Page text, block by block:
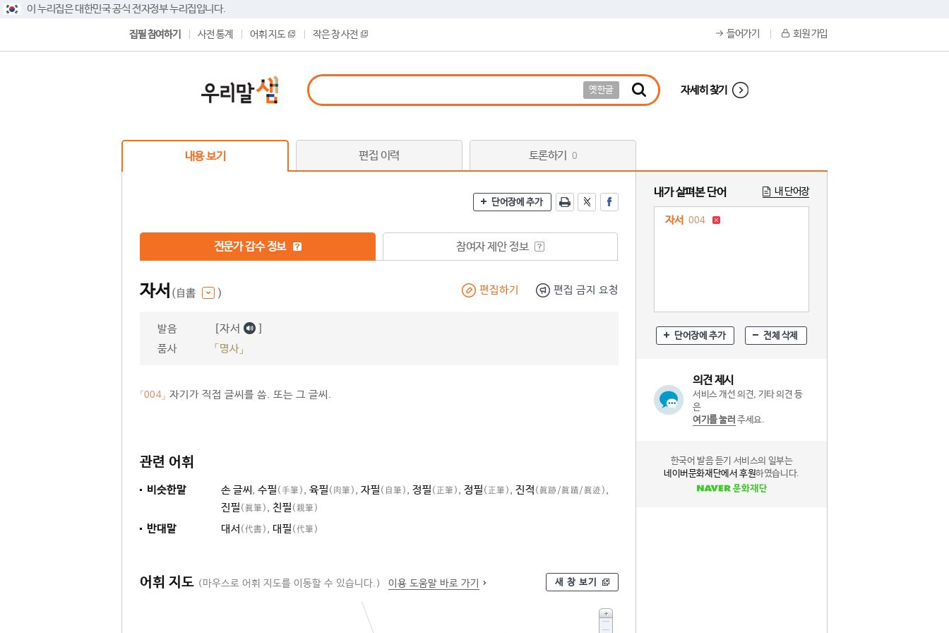
이 누리집은 대한민국 공식 전자정부 누리집입니다.
집필 참여하기 사전 통계 어휘 지도 작은 창 사전 들어가기 회원 가입
옛한글 자세히 찾기
내용 보기 편집 이력 토론하기 0
단어장에 추가
전문가 감수 정보 참여자 제안 정보
자서 (自書 ) 편집하기 편집 금지 요청
발음 [자서 ]
품사 「명사」
「004」 자기가 직접 글씨를 씀. 또는 그 글씨.
관련 어휘
비슷한말 손 글씨 , 수필 (手筆) , 육필 (肉筆) , 자필 (自筆) , 정필 (正筆) , 정필 (正筆) , 진적 (眞跡/眞蹟/眞迹) ,
진필 (眞筆) , 친필 (親筆)
반대말 대서 (代書) , 대필 (代筆)
어휘 지도 (마우스로 어휘 지도를 이동할 수 있습니다.) 이용 도움말 바로 가기 새 창 보기
내가 살펴본 단어 내 단어장
자서 004
단어장에 추가 전체 삭제
의견 제시
서비스 개선 의견, 기타 의견 등
은
여기를 눌러 주세요.
한국어 발음 듣기 서비스의 일부는
네이버문화재단에서 후원하였습니다.